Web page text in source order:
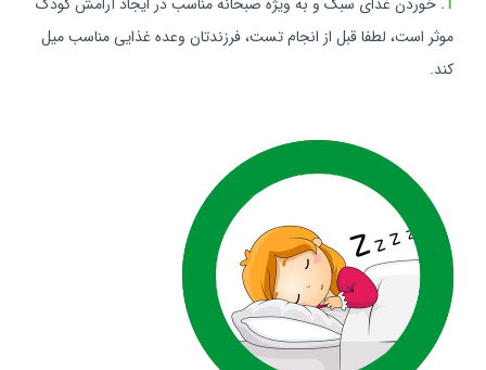
موثر است، لطفا قبل از انجام تست، فرزندتان وعده غذايی مناسب ميل
کند.